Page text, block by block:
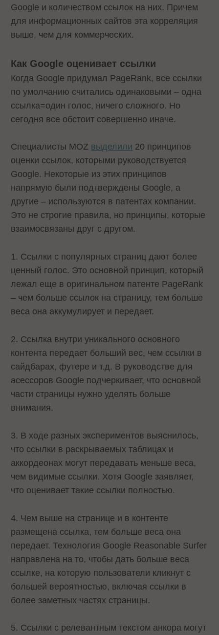
Google и количеством ссылок на них. Причем
для информационных сайтов эта корреляция
выше, чем для коммерческих.
Как Google оценивает ссылки
Когда Google придумал PageRank, все ссылки
по умолчанию считались одинаковыми – одна
ссылка=один голос, ничего сложного. Но
сегодня все обстоит совершенно иначе.
Специалисты MOZ выделили 20 принципов
оценки ссылок, которыми руководствуется
Google. Некоторые из этих принципов
напрямую были подтверждены Google, а
другие – используются в патентах компании.
Это не строгие правила, но принципы, которые
взаимосвязаны друг с другом.
1. Ссылки с популярных страниц дают более
ценный голос. Это основной принцип, который
лежал еще в оригинальном патенте PageRank
– чем больше ссылок на страницу, тем больше
веса она аккумулирует и передает.
2. Ссылка внутри уникального основного
контента передает больший вес, чем ссылки в
сайдбарах, футере и т.д. В руководстве для
асессоров Google подчеркивает, что основной
части страницы нужно уделять больше
внимания.
3. В ходе разных экспериментов выяснилось,
что ссылки в раскрываемых таблицах и
аккордеонах могут передавать меньше веса,
чем видимые ссылки. Хотя Google заявляет,
что оценивает такие ссылки полностью.
4. Чем выше на странице и в контенте
размещена ссылка, тем больше веса она
передает. Технология Google Reasonable Surfer
направлена на то, чтобы дать больше веса
ссылке, на которую пользователи кликнут с
большей вероятностью, включая ссылки в
более заметных частях страницы.
5. Ссылки с релевантным текстом анкора могут